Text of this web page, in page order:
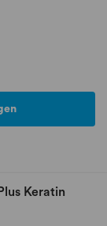
Keratin